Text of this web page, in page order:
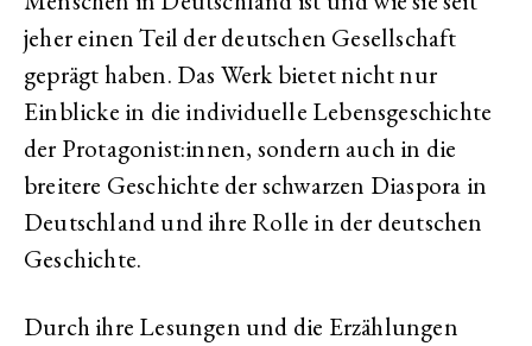
jeher einen Teil der deutschen Gesellschaft
geprägt haben. Das Werk bietet nicht nur
Einblicke in die individuelle Lebensgeschichte
der Protagonist:innen, sondern auch in die
breitere Geschichte der schwarzen Diaspora in
Deutschland und ihre Rolle in der deutschen
Geschichte.
Durch ihre Lesungen und die Erzählungen